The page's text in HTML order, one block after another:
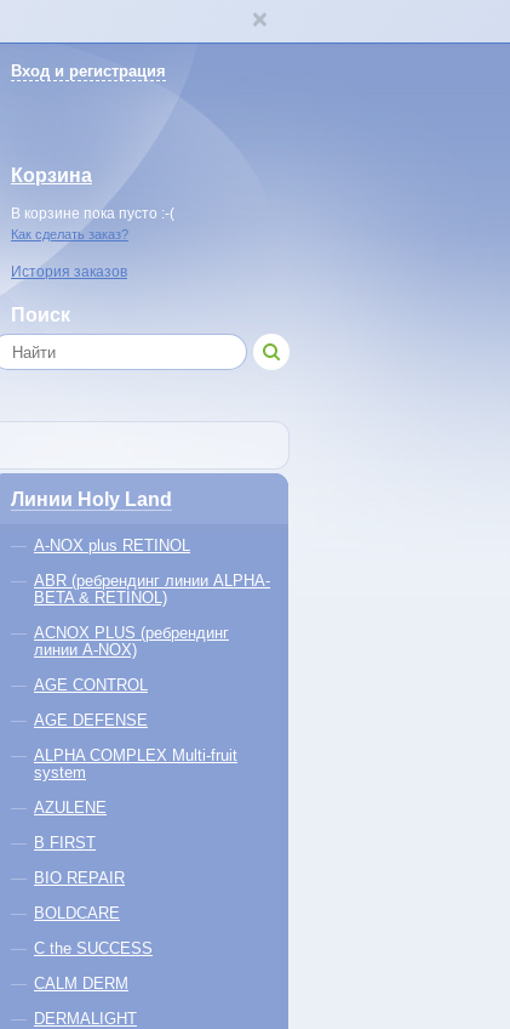
Вход и регистрация
Корзина
В корзине пока пусто :-(
Как сделать заказ?
История заказов
Поиск
Линии Holy Land
A-NOX plus RETINOL
ABR (ребрендинг линии ALPHA-
BETA & RETINOL)
ACNOX PLUS (ребрендинг
линии A-NOX)
AGE CONTROL
AGE DEFENSE
ALPHA COMPLEX Multi-fruit
system
AZULENE
B FIRST
BIO REPAIR
BOLDCARE
C the SUCCESS
CALM DERM
DERMALIGHT